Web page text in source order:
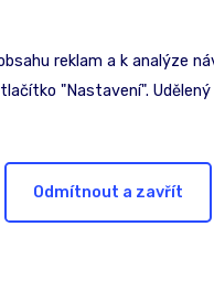
reklam a k analýze
"Nastavení".
Odmítnout a zavřít